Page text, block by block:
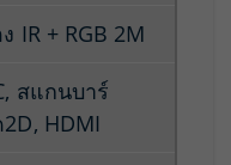
IR + RGB 2M
สแกนบาร์
HDMI